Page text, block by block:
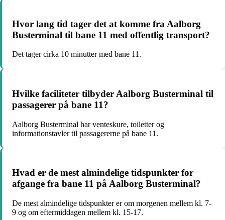
Hvor lang tid tager det at komme fra Aalborg
Busterminal til bane 11 med offentlig transport?
Det tager cirka 10 minutter med bane 11.
Hvilke faciliteter tilbyder Aalborg Busterminal til
passagerer på bane 11?
Aalborg Busterminal har venteskure, toiletter og
informationstavler til passagererne på bane 11.
Hvad er de mest almindelige tidspunkter for
afgange fra bane 11 på Aalborg Busterminal?
De mest almindelige tidspunkter er om morgenen mellem kl. 7-
9 og om eftermiddagen mellem kl. 15-17.